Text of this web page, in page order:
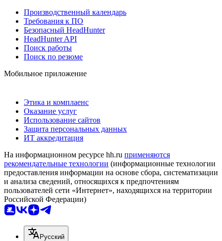
Производственный календарь
Требования к ПО
Безопасный HeadHunter
HeadHunter API
Поиск работы
Поиск по резюме
Мобильное приложение
Этика и комплаенс
Оказание услуг
Использование сайтов
Защита персональных данных
ИТ аккредитация
На информационном ресурсе hh.ru применяются
рекомендательные технологии (информационные технологии
предоставления информации на основе сбора, систематизации
и анализа сведений, относящихся к предпочтениям
пользователей сети «Интернет», находящихся на территории
Российской Федерации)
Русский